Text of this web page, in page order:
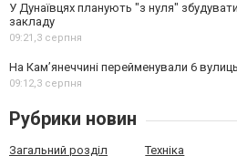
У Дунаївцях планують "з нуля"
закладу
09:21,3 серпня
На Камʼянеччині перейменували 6 вулиць
09:12,3 серпня
Рубрики новин
Загальний розділ Техніка